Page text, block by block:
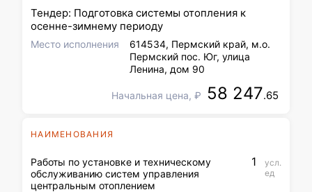
Тендер: Подготовка системы отопления к
осенне-зимнему периоду
Место исполнения
614534, Пермский край, м.о.
Пермский пос. Юг, улица
Ленина, дом 90
Начальная цена, ₽ 58 247.65
НАИМЕНОВАНИЯ
Работы по установке и техническому
обслуживанию систем управления
центральным отоплением
1
усл.
ед